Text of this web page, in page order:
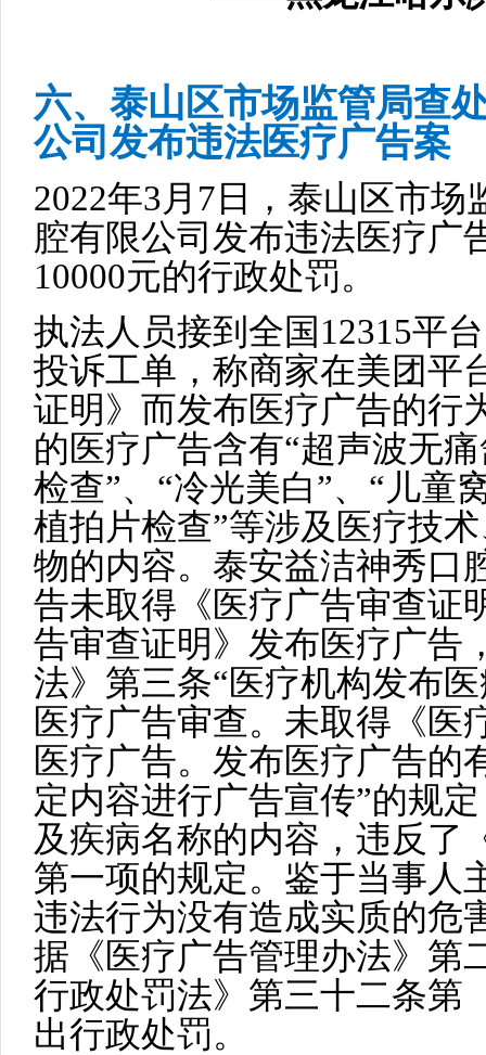
六、泰山区市场监管局查
公司发布违法医疗广告案
2022年3月7日，泰山区市
腔有限公司发布违法医疗广
10000元的行政处罚。
执法人员接到全国12315平
投诉工单，称商家在美团平
证明》而发布医疗广告的行
的医疗广告含有“超声波无
检查”、“冷光美白”、“儿童
植拍片检查”等涉及医疗技
物的内容。泰安益洁神秀口
告未取得《医疗广告审查证
告审查证明》发布医疗广告
法》第三条“医疗机构发布
医疗广告审查。未取得《医
医疗广告。发布医疗广告的
定内容进行广告宣传”的规
及疾病名称的内容，违反了
第一项的规定。鉴于当事人
违法行为没有造成实质的危
据《医疗广告管理办法》第
行政处罚法》第三十二条第
出行政处罚。